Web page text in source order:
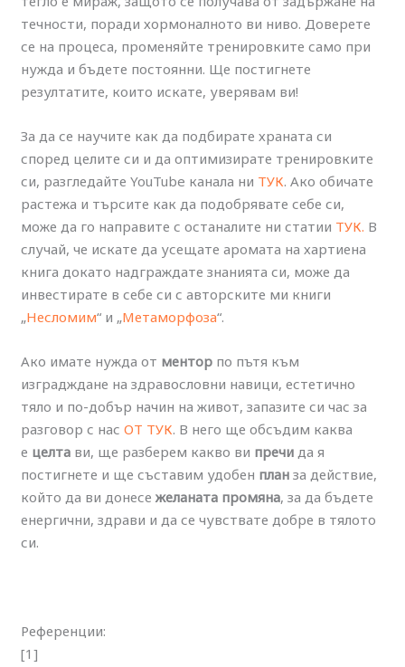
течности, поради хормоналното ви ниво. Доверете
се на процеса, променяйте тренировките само при
нужда и бъдете постоянни. Ще постигнете
резултатите, които искате, уверявам ви!
За да се научите как да подбирате храната си
според целите си и да оптимизирате тренировките
си, разгледайте YouTube канала ни ТУК. Ако обичате
растежа и търсите как да подобрявате себе си,
може да го направите с останалите ни статии ТУК. В
случай, че искате да усещате аромата на хартиена
книга докато надграждате знанията си, може да
инвестирате в себе си с авторските ми книги
„Несломим“ и „Метаморфоза“.
Ако имате нужда от ментор по пътя към
изградждане на здравословни навици, естетично
тяло и по-добър начин на живот, запазите си час за
разговор с насОТ ТУК. В него ще обсъдим каква
е целта ви, ще разберем какво ви пречи да я
постигнете и ще съставим удобен план за действие,
който да ви донесежеланата промяна, за да бъдете
енергични, здрави и да се чувствате добре в тялото
си.
Референции:
[1]